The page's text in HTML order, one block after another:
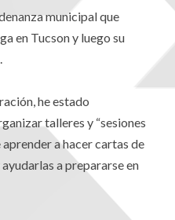
municipal que
en Tucson y luego su
he estado
talleres y “sesiones
a hacer cartas de
a prepararse en